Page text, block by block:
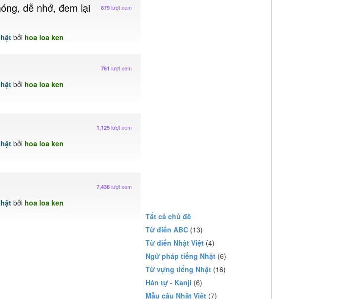
879lượt xem
dễ nhớ, đem lại
bởi hoa loa ken
761 lượt xem
bởi hoa loa ken
1,125lượt xem
bởi hoa loa ken
7,436lượt xem
bởi hoa loa ken
Tất cả chủ đề
Từ điển ABC (13)
Từ điển Nhật Việt (4)
Ngữ pháp tiếng Nhật (6)
Từ vựng tiếng Nhật (16)
Hán tự - Kanji (6)
Mẫu câu Nhật Việt (7)